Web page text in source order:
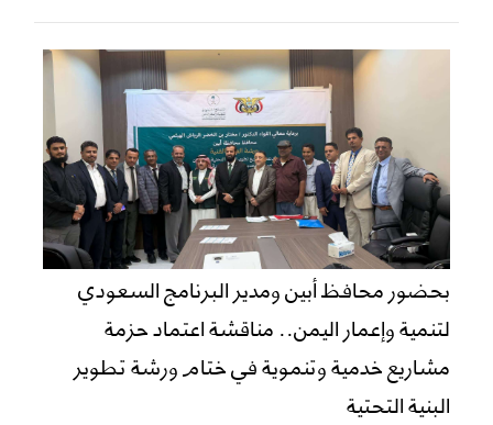
بحضور محافظ أبين ومدير البرنامج السعودي
لتنمية وإعمار اليمن.. مناقشة اعتماد حزمة
مشاريع خدمية وتنموية في ختام ورشة تطوير
البنية التحتية